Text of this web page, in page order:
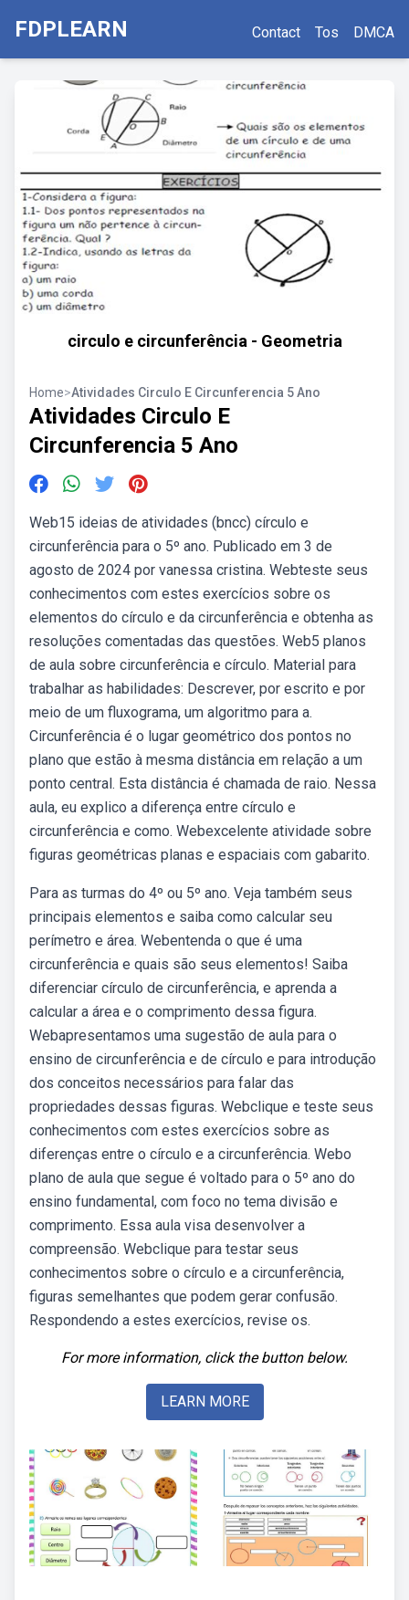
FDPLEARN Contact Tos DMCA
circulo e circunferência - Geometria
Home>Atividades Circulo E Circunferencia 5 Ano
Atividades Circulo E
Circunferencia 5 Ano
Web15 ideias de atividades (bncc) círculo e
circunferência para o 5º ano. Publicado em 3 de
agosto de 2024 por vanessa cristina. Webteste seus
conhecimentos com estes exercícios sobre os
elementos do círculo e da circunferência e obtenha as
resoluções comentadas das questões. Web5 planos
de aula sobre circunferência e círculo. Material para
trabalhar as habilidades: Descrever, por escrito e por
meio de um fluxograma, um algoritmo para a.
Circunferência é o lugar geométrico dos pontos no
plano que estão à mesma distância em relação a um
ponto central. Esta distância é chamada de raio. Nessa
aula, eu explico a diferença entre círculo e
circunferência e como. Webexcelente atividade sobre
figuras geométricas planas e espaciais com gabarito.
Para as turmas do 4º ou 5º ano. Veja também seus
principais elementos e saiba como calcular seu
perímetro e área. Webentenda o que é uma
circunferência e quais são seus elementos! Saiba
diferenciar círculo de circunferência, e aprenda a
calcular a área e o comprimento dessa figura.
Webapresentamos uma sugestão de aula para o
ensino de circunferência e de círculo e para introdução
dos conceitos necessários para falar das
propriedades dessas figuras. Webclique e teste seus
conhecimentos com estes exercícios sobre as
diferenças entre o círculo e a circunferência. Webo
plano de aula que segue é voltado para o 5º ano do
ensino fundamental, com foco no tema divisão e
comprimento. Essa aula visa desenvolver a
compreensão. Webclique para testar seus
conhecimentos sobre o círculo e a circunferência,
figuras semelhantes que podem gerar confusão.
Respondendo a estes exercícios, revise os.
For more information, click the button below.
LEARN MORE